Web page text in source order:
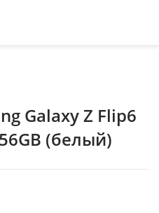
Galaxy Z Flip6
(белый)